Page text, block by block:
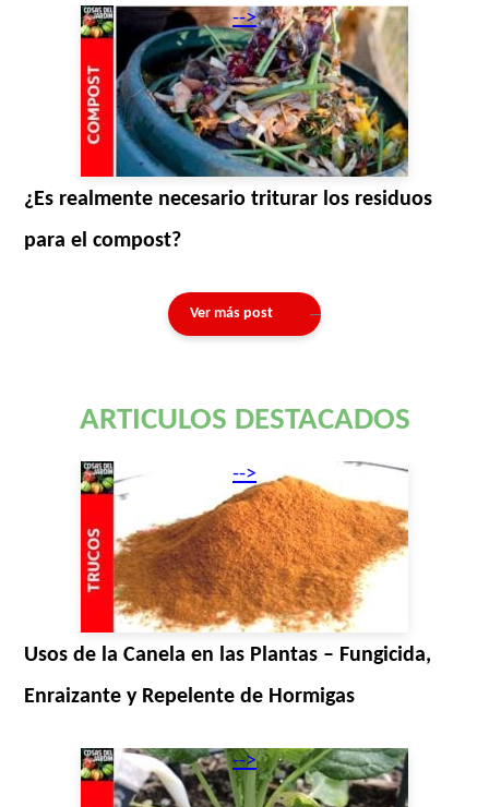
-->
¿Es realmente necesario triturar los residuos
para el compost?
Ver más post
ARTICULOS DESTACADOS
-->
Usos de la Canela en las Plantas – Fungicida,
Enraizante y Repelente de Hormigas
-->